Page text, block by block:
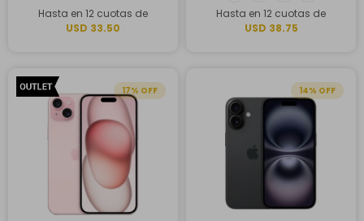
Hasta en 12 cuotas de
USD 33.50
Hasta en 12 cuotas de
USD 38.75
17 14